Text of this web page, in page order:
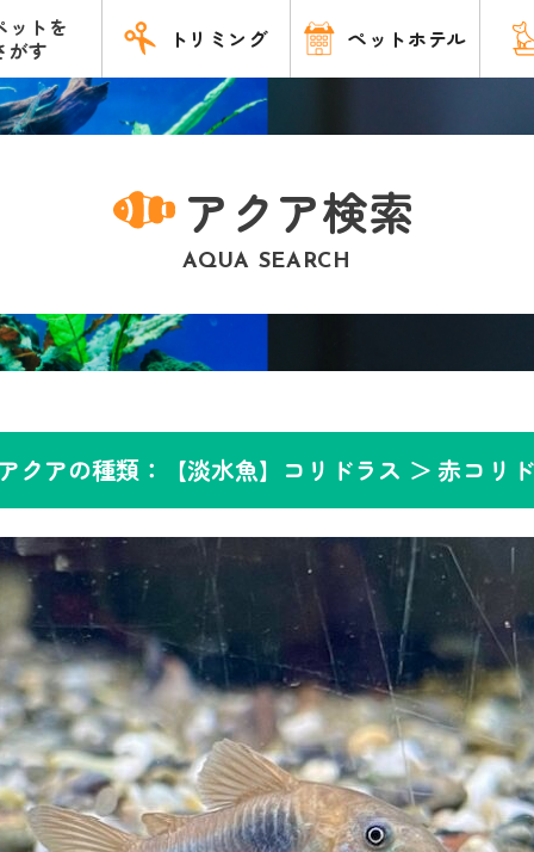
ットを
がす
トリミング ペットホテル
アクア検索
AQUA SEARCH
クアの種類：【淡水魚】コリドラス ＞ 赤コリ